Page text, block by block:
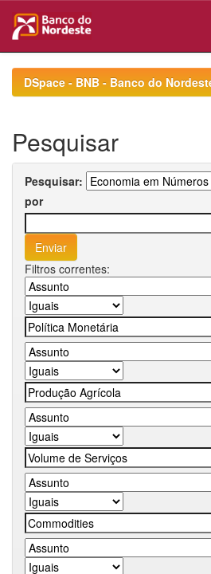
navigationDSpace - BNB - Banco do
Pesquisar
Pesquisar:
por
Filtros correntes: